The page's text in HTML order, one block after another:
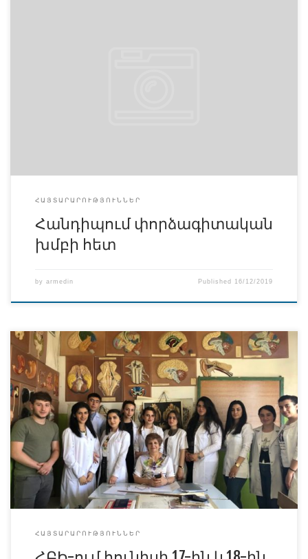
ՀԱՅՏԱՐԱՐՈՒԹՅՈՒՆՆԵՐ
Հանդիպում փորձագիտական
խմբի հետ
by armedin Published 16/12/2019
Սույն թվականի հունիսի 17-ին և18-ին ժամը 12-ին տեղի
կունենան սեմինար պարապմունքներ հետևյալ
թեմաներով` 1. Նյարդային համակարգի անատոմիա 2.
Սիրտ-անոթային համակարգերի կազմությունը
Սեմինարները կվարի անատոմիայի դասախոս Ա.Գ.
Հարությունյանը
ՀԱՅՏԱՐԱՐՈՒԹՅՈՒՆՆԵՐ